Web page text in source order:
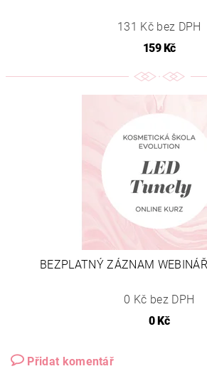
131 Kč bez DPH
159 Kč
BEZPLATNÝ ZÁZNAM
0 Kč bez DPH
0 Kč
Přidat komentář